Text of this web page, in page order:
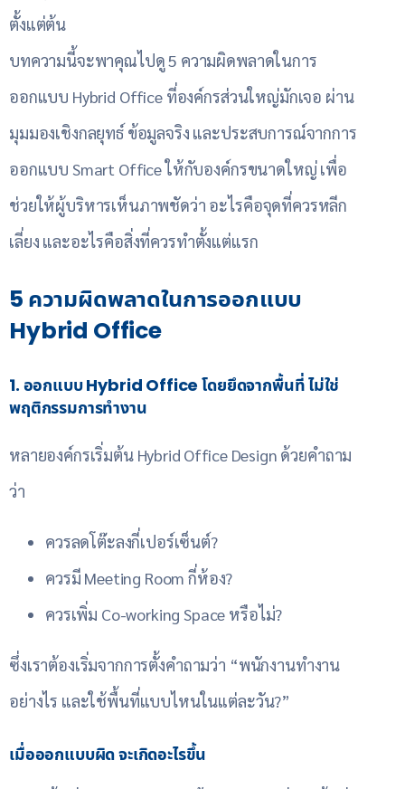
ตั้งแต่ต้น
บทความนี้จะพาคุณไปดู 5 ความผิดพลาดในการ
ออกแบบ Hybrid Office ที่องค์กรส่วนใหญ่มักเจอ ผ่าน
มุมมองเชิงกลยุทธ์ ข้อมูลจริง และประสบการณ์จากการ
ออกแบบ Smart Office ให้กับองค์กรขนาดใหญ่ เพื่อ
ช่วยให้ผู้บริหารเห็นภาพชัดว่า อะไรคือจุดที่ควรหลีก
เลี่ยง และอะไรคือสิ่งที่ควรทำตั้งแต่แรก
5 ความผิดพลาดในการออกแบบ
Hybrid Office
1. ออกแบบ Hybrid Office โดยยึดจากพื้นที่ ไม่ใช่
พฤติกรรมการทำงาน
หลายองค์กรเริ่มต้น Hybrid Office Design ด้วยคำถาม
ว่า
ควรลดโต๊ะลงกี่เปอร์เซ็นต์?
ควรมี Meeting Room กี่ห้อง?
ควรเพิ่ม Co-working Space หรือไม่?
ซึ่งเราต้องเริ่มจากการตั้งคำถามว่า “พนักงานทำงาน
อย่างไร และใช้พื้นที่แบบไหนในแต่ละวัน?”
เมื่อออกแบบผิด จะเกิดอะไรขึ้น